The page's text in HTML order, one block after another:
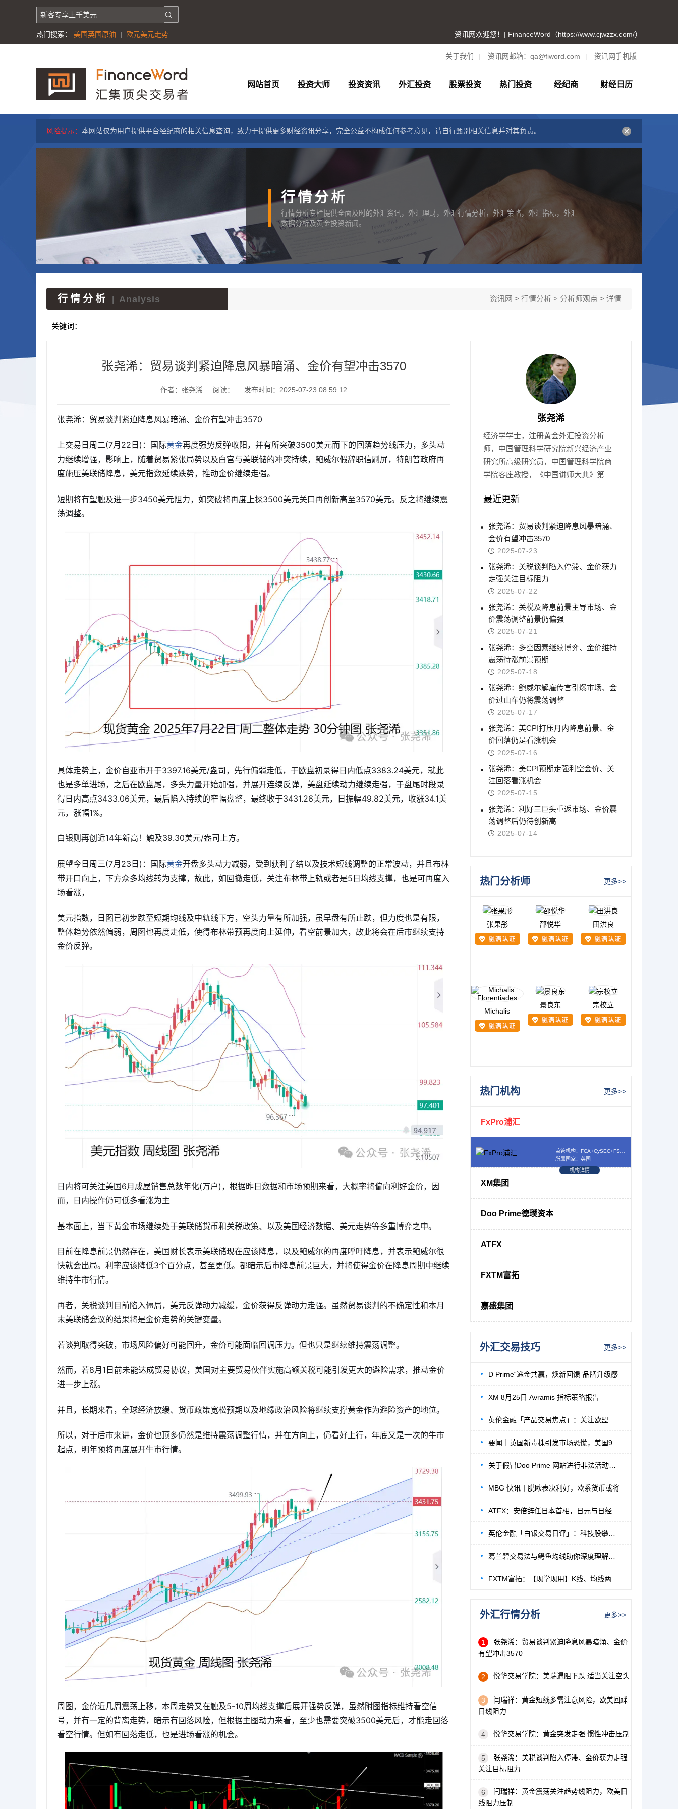
热门搜索： 美国英国原油 | 欧元美元走势 资讯网欢迎您！| FinanceWord（https://www.cjwzzx.com/）
关于我们 | 资讯网邮箱： qa@fiword.com | 资讯网手机版
网站首页 投资大师 投资资讯 外汇投资 股票投资 热门投资 经纪商 财经日历
风险提示： 本网站仅为用户提供平台经纪商的相关信息查询，致力于提供更多财经资讯分享，完全公益不构成任何参考意见，请自行甄别相关信息并对其负责。
行情分析
行情分析专栏提供全面及时的外汇资讯，外汇理财，外汇行情分析，外汇策略，外汇指标，外汇
数据分析及黄金投资新闻。
行情分析 Analysis 资讯网 > 行情分析 > 分析师观点 > 详情
关键词：
张尧浠：贸易谈判紧迫降息风暴暗涌、金价有望冲击3570
作者：张尧浠 阅读： 发布时间：2025-07-23 08:59:12
张尧浠：贸易谈判紧迫降息风暴暗涌、金价有望冲击3570
上交易日周二(7月22日)：国际黄金再度强势反弹收阳，并有所突破3500美元而下的回落趋势线压力，多头动
力继续增强，影响上，随着贸易紧张局势以及白宫与美联储的冲突持续，鲍威尔假辞职信刷屏，特朗普政府再
度施压美联储降息，美元指数延续跌势，推动金价继续走强。
短期将有望触及进一步3450美元阻力，如突破将再度上探3500美元关口再创新高至3570美元。反之将继续震
荡调整。
具体走势上，金价自亚市开于3397.16美元/盎司，先行偏弱走低，于欧盘初录得日内低点3383.24美元，就此
也是多单进场，之后在欧盘尾，多头力量开始加强，并展开连续反弹，美盘延续动力继续走强，于盘尾时段录
得日内高点3433.06美元，最后陷入持续的窄幅盘整，最终收于3431.26美元，日振幅49.82美元，收涨34.1美
元，涨幅1%。
白银则再创近14年新高！触及39.30美元/盎司上方。
展望今日周三(7月23日)：国际黄金开盘多头动力减弱，受到获利了结以及技术短线调整的正常波动，并且布林
带开口向上，下方众多均线转为支撑，故此，如回撤走低，关注布林带上轨或者是5日均线支撑，也是可再度入
场看涨，
美元指数，日图已初步跌至短期均线及中轨线下方，空头力量有所加强，虽早盘有所止跌，但力度也是有限，
整体趋势依然偏弱，周图也再度走低，使得布林带预再度向上延伸，看空前景加大，故此将会在后市继续支持
金价反弹。
日内将可关注美国6月成屋销售总数年化(万户)，根据昨日数据和市场预期来看，大概率将偏向利好金价，因
而，日内操作仍可低多看涨为主
基本面上，当下黄金市场继续处于美联储货币和关税政策、以及美国经济数据、美元走势等多重博弈之中。
目前在降息前景仍然存在，美国财长表示美联储现在应该降息，以及鲍威尔的再度呼吁降息，并表示鲍威尔很
快就会出局。利率应该降低3个百分点，甚至更低。都暗示后市降息前景巨大，并将使得金价在降息周期中继续
维持牛市行情。
再者，关税谈判目前陷入僵局，美元反弹动力减缓，金价获得反弹动力走强。虽然贸易谈判的不确定性和本月
末美联储会议的结果将是金价走势的关键变量。
若谈判取得突破，市场风险偏好可能回升，金价可能面临回调压力。但也只是继续维持震荡调整。
然而，若8月1日前未能达成贸易协议，美国对主要贸易伙伴实施高额关税可能引发更大的避险需求，推动金价
进一步上涨。
并且，长期来看，全球经济放缓、货币政策宽松预期以及地缘政治风险将继续支撑黄金作为避险资产的地位。
所以，对于后市来讲，金价也顶多仍然是维持震荡调整行情，并在方向上，仍看好上行，年底又是一次的牛市
起点，明年预将再度展开牛市行情。
周图，金价近几周震荡上移，本周走势又在触及5-10周均线支撑后展开强势反弹，虽然附图指标维持看空信
号，并有一定的背离走势，暗示有回落风险，但根据主图动力来看，至少也需要突破3500美元后，才能走回落
看空行情。但如有回落走低，也是进场看涨的机会。
张尧浠
经济学学士，注册黄金外汇投资分析
师，中国管理科学研究院新兴经济产业
研究所高级研究员，中国管理科学院商
学院客座教授，《中国讲师大典》第
最近更新
张尧浠：贸易谈判紧迫降息风暴暗涌、
金价有望冲击3570
2025-07-23
张尧浠：关税谈判陷入停滞、金价获力
走强关注目标阻力
2025-07-22
张尧浠：关税及降息前景主导市场、金
价震荡调整前景仍偏强
2025-07-21
张尧浠：多空因素继续博弈、金价维持
震荡待涨前景预期
2025-07-18
张尧浠：鲍威尔解雇传言引爆市场、金
价过山车仍将震荡调整
2025-07-17
张尧浠：美CPI打压月内降息前景、金
价回落仍是看涨机会
2025-07-16
张尧浠：美CPI预期走强利空金价、关
注回落看涨机会
2025-07-15
张尧浠：利好三巨头重返市场、金价震
荡调整后仍待创新高
2025-07-14
热门分析师 更多>>
张果彤 邵悦华 田洪良
Michalis
景良东 宗校立
热门机构 更多>>
FxPro浦汇
所属国家：英国
机构详情
XM集团
Doo Prime德璞资本
ATFX
FXTM富拓
嘉盛集团
外汇交易技巧 更多>>
D Prime“递金共赢，焕新回馈”品牌升级感
XM 8月25日 Avramis 指标策略报告
MBG 快讯丨脱欧表决利好，欧系货币或将
外汇行情分析 更多>>
1
张尧浠：贸易谈判紧迫降息风暴暗涌、金价
有望冲击3570
2 悦华交易学院：美瑞遇阻下跌 适当关注空头
3
闫瑞祥：黄金短线多需注意风险，欧美回踩
日线阻力
4 悦华交易学院：黄金突发走强 惯性冲击压制
5
张尧浠：关税谈判陷入停滞、金价获力走强
关注目标阻力
6
闫瑞祥：黄金震荡关注趋势线阻力，欧美日
线阻力压制